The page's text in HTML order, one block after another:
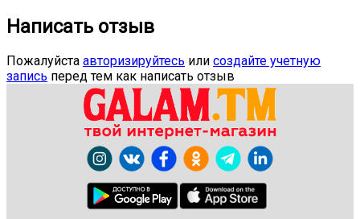
Написать отзыв
Пожалуйста авторизируйтесь или создайте учетную
запись перед тем как написать отзыв